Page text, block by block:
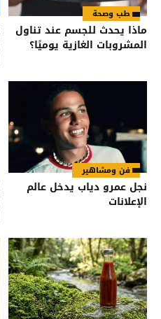
طب وصحة
ماذا يحدث للجسم عند تناول
المشروبات الغازية يوميًا؟
فن ومشاهير
نجل عمرو دياب يدخل عالم
الإعلانات